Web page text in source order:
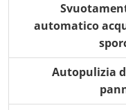
automatico
Autopulizia